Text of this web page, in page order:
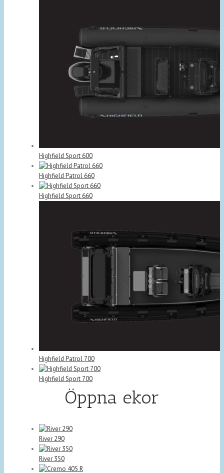
Highfield Sport 600
Highfield Patrol 660
Highfield Sport 660
Highfield Patrol 700
Highfield Sport 700
Öppna ekor
River 290
River 350